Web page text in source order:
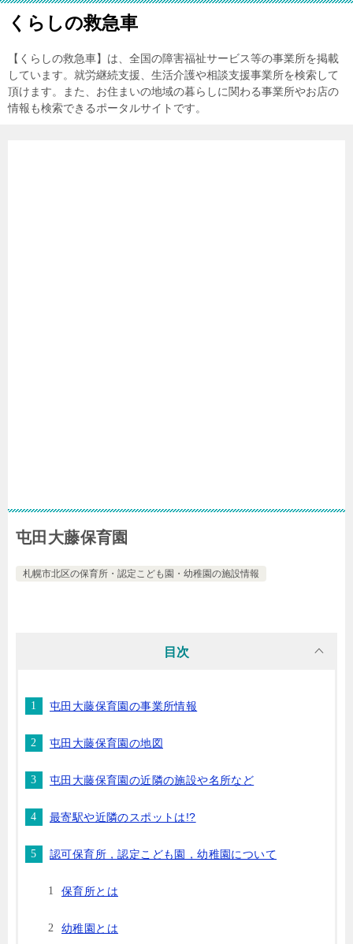
くらしの救急車
【くらしの救急車】は、全国の障害福祉サービス等の事業所を掲載
しています。就労継続支援、生活介護や相談支援事業所を検索して
頂けます。また、お住まいの地域の暮らしに関わる事業所やお店の
情報も検索できるポータルサイトです。
屯田大藤保育園
札幌市北区の保育所・認定こども園・幼稚園の施設情報
目次
屯田大藤保育園の事業所情報
屯田大藤保育園の地図
屯田大藤保育園の近隣の施設や名所など
最寄駅や近隣のスポットは!?
認可保育所，認定こども園，幼稚園について
保育所とは
幼稚園とは